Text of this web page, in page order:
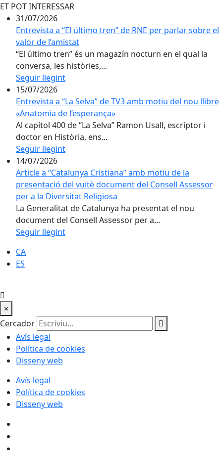
ET POT INTERESSAR
31/07/2026
Entrevista a “El último tren” de RNE per parlar sobre el
valor de l’amistat
“El último tren” és un magazín nocturn en el qual la
conversa, les històries,...
Seguir llegint
15/07/2026
Entrevista a “La Selva” de TV3 amb motiu del nou llibre
«Anatomia de l’esperança»
Al capítol 400 de “La Selva” Ramon Usall, escriptor i
doctor en Història, ens...
Seguir llegint
14/07/2026
Article a “Catalunya Cristiana” amb motiu de la
presentació del vuitè document del Consell Assessor
per a la Diversitat Religiosa
La Generalitat de Catalunya ha presentat el nou
document del Consell Assessor per a...
Seguir llegint
CA
ES
×
Cercador
Avís legal
Política de cookies
Disseny web
Avís legal
Política de cookies
Disseny web